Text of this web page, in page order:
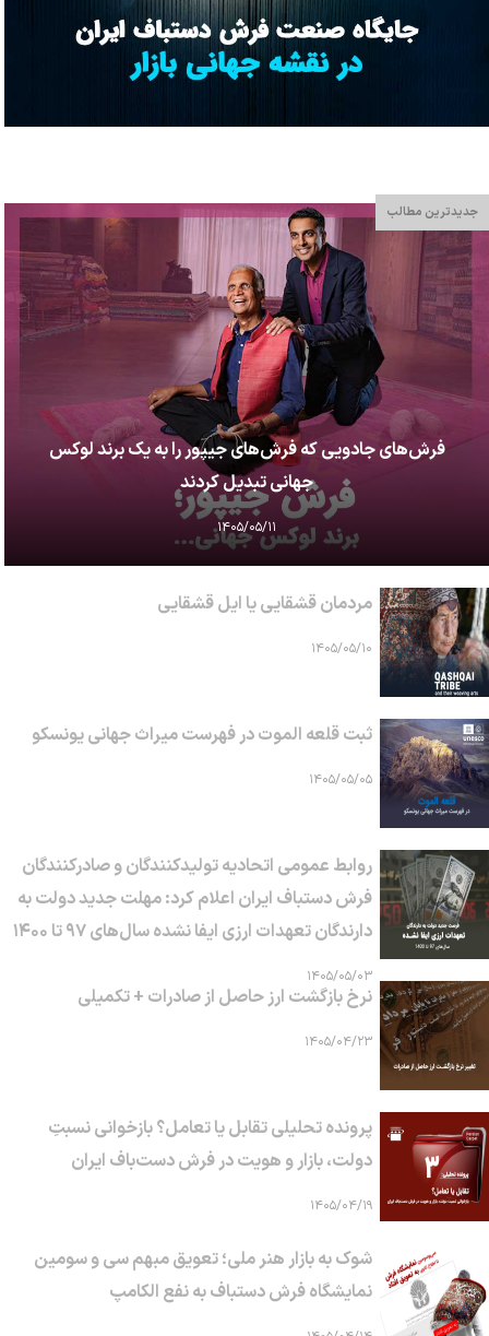
جدیدترین مطالب
فرش‌های جادویی که فرش‌های جیپور را به یک برند لوکس
جهانی تبدیل کردند
۱۴۰۵/۰۵/۱۱
مردمان قشقایی یا ایل قشقایی
۱۴۰۵/۰۵/۱۰
ثبت قلعه الموت در فهرست میراث جهانی یونسکو
۱۴۰۵/۰۵/۰۵
روابط عمومی اتحادیه تولیدکنندگان و صادرکنندگان
فرش دستباف ایران اعلام کرد: مهلت جدید دولت به
دارندگان تعهدات ارزی ایفا نشده سال‌های ۹۷ تا ۱۴۰۰
۱۴۰۵/۰۵/۰۳
نرخ بازگشت ارز حاصل از صادرات + تکمیلی
۱۴۰۵/۰۴/۲۳
پرونده تحلیلی تقابل یا تعامل؟ بازخوانی نسبتِ
دولت، بازار و هویت در فرش دست‌باف ایران
۱۴۰۵/۰۴/۱۹
شوک به بازار هنر ملی؛ تعویق مبهم سی و سومین
نمایشگاه فرش دستباف به نفع الکامپ